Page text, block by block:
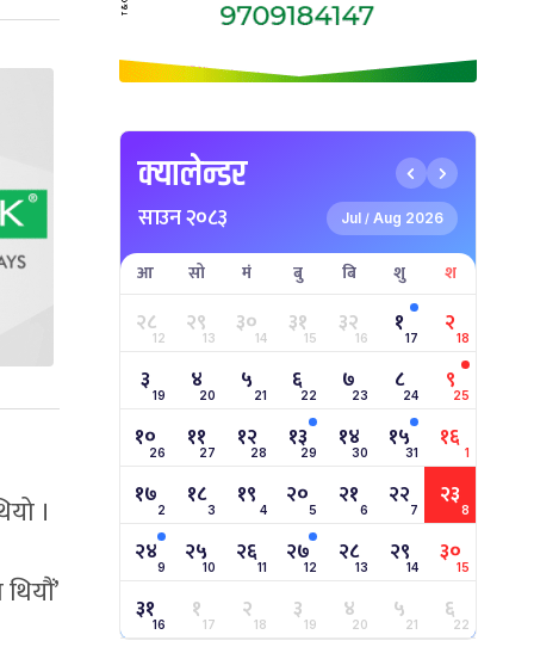
।
क्यालेन्डर
साउन २०८३ Jul / Aug 2026
आ सो मं बु बि शु श
२८12 २९13 ३०14 ३१15 ३२16 १17 २18
३ 19 ४20 ५ 21 ६22 ७23 ८24 ९25
१०26 ११27 १२28 १३29 १४30 १५31 १६ 1
१७2 १८3 १९ 4 २०5 २१6 २२7 २३8
२४9 २५10 २६11 २७12 २८13 २९14 ३०15
३१16 १17 २18 ३19 ४20 ५21 ६22